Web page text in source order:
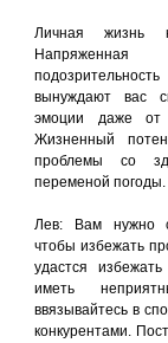
Личная жизнь
вынуждают вас
эмоции даже от
Жизненный
проблемы со
переменой погоды.
Лев: Вам нужно
чтобы избежать
удастся
иметь
ввязывайтесь в
конкурентами.